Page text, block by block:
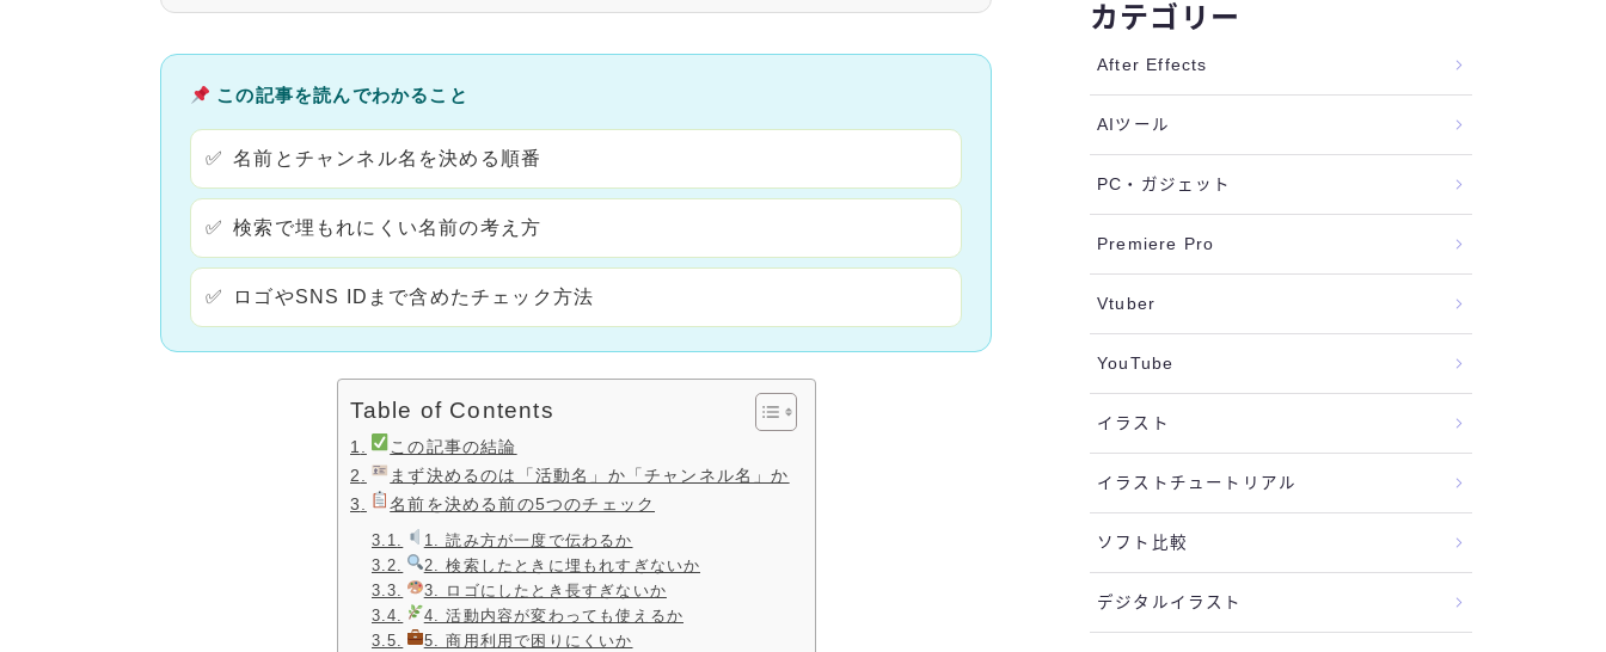
この記事を読んでわかること
名前とチャンネル名を決める順番
検索で埋もれにくい名前の考え方
ロゴやSNS IDまで含めたチェック方法
Table of Contents
この記事の結論
まず決めるのは「活動名」か「チャンネル名」か
名前を決める前の5つのチェック
1. 読み方が一度で伝わるか
2. 検索したときに埋もれすぎないか
3. ロゴにしたとき長すぎないか
4. 活動内容が変わっても使えるか
5. 商用利用で困りにくいか
カテゴリー
After Effects
AIツール
PC・ガジェット
Premiere Pro
Vtuber
YouTube
イラスト
イラストチュートリアル
ソフト比較
デジタルイラスト